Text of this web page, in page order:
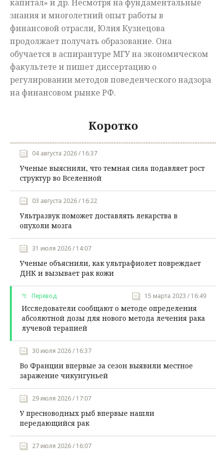
капитал» и др. Несмотря на фундаментальные
знания и многолетний опыт работы в
финансовой отрасли, Юлия Кузнецова
продолжает получать образование. Она
обучается в аспирантуре МГУ на экономическом
факультете и пишет диссертацию о
регулировании методов поведенческого надзора
на финансовом рынке РФ.
Коротко
04 августа 2026 / 16:37
Ученые выяснили, что темная сила подавляет рост
структур во Вселенной
03 августа 2026 / 16:22
Ультразвук поможет доставлять лекарства в
опухоли мозга
31 июля 2026 / 14:07
Ученые объяснили, как ультрафиолет повреждает
ДНК и вызывает рак кожи
Перевод 15 марта 2023 / 16:49
Исследователи сообщают о методе определения
абсолютной дозы для нового метода лечения рака
лучевой терапией
30 июля 2026 / 16:37
Во Франции впервые за сезон выявили местное
заражение чикунгуньей
29 июля 2026 / 17:07
У пресноводных рыб впервые нашли
передающийся рак
27 июля 2026 / 16:07